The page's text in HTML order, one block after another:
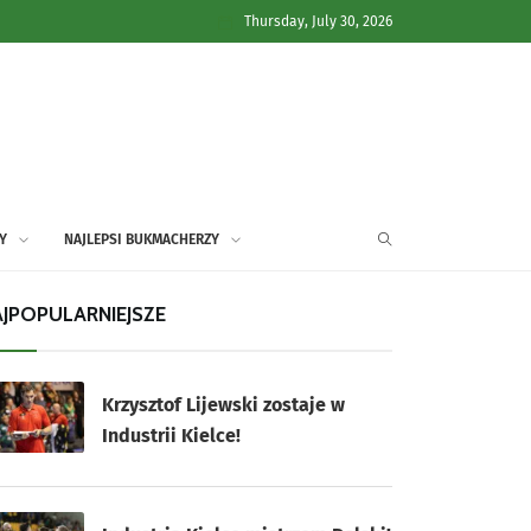
Thursday, July 30, 2026
NAJLEPSI BUKMACHERZY
Krzysztof Lijewski zostaje w
Industrii Kielce!